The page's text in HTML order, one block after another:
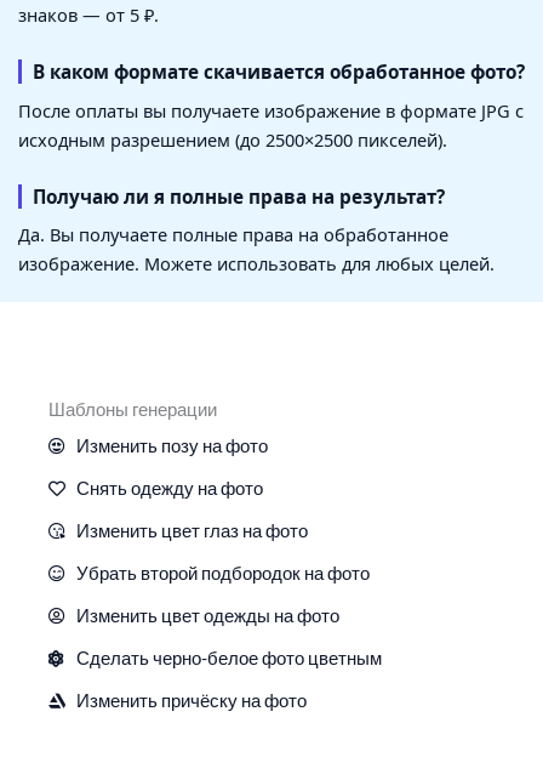
знаков — от 5 ₽.
В каком формате скачивается обработанное фото?
После оплаты вы получаете изображение в формате JPG с
исходным разрешением (до 2500×2500 пикселей).
Получаю ли я полные права на результат?
Да. Вы получаете полные права на обработанное
изображение. Можете использовать для любых целей.
Шаблоны генерации
Изменить позу на фото
Снять одежду на фото
Изменить цвет глаз на фото
Убрать второй подбородок на фото
Изменить цвет одежды на фото
Сделать черно-белое фото цветным
Изменить причёску на фото